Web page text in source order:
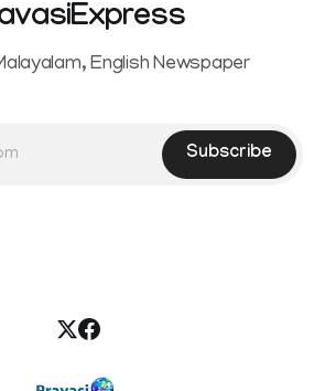
English Newspaper
Subscribe